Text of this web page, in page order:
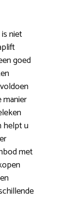
niet
goed
manier
helpt u
met